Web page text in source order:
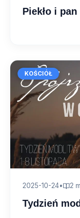
Piekło i
KOŚCIÓŁ
2025-10-24• 2
Tydzień